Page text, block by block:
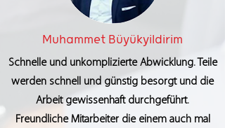
Muhammet Büyükyildirim
Schnelle und unkomplizierte Abwicklung. Teile
werden schnell und günstig besorgt und die
Arbeit gewissenhaft durchgeführt.
Freundliche Mitarbeiter die einem auch mal